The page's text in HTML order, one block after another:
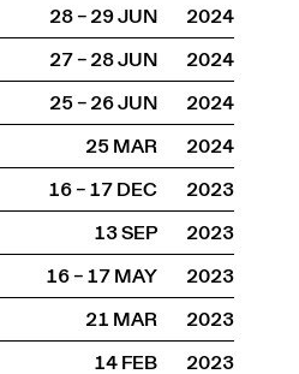
28 – 29 JUN
2024
27 – 28 JUN
2024
25 – 26 JUN
2024
25 MAR
2024
16 – 17 DEC
2023
13 SEP
2023
16 – 17 MAY
2023
21 MAR
2023
14 FEB
2023